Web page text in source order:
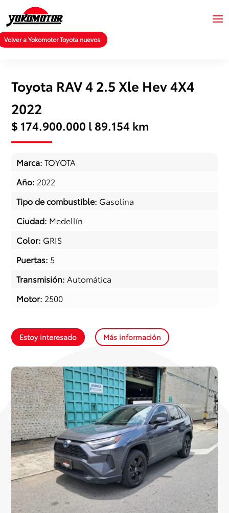
Volver a Yokomotor Toyota nuevos
Toyota RAV 4 2.5 Xle Hev 4X4
2022
$ 174.900.000 l 89.154 km
Marca:TOYOTA
Año: 2022
Tipo de combustible: Gasolina
Ciudad: Medellín
Color: GRIS
Puertas: 5
Transmisión:Automática
Motor: 2500
Estoy interesado Más información